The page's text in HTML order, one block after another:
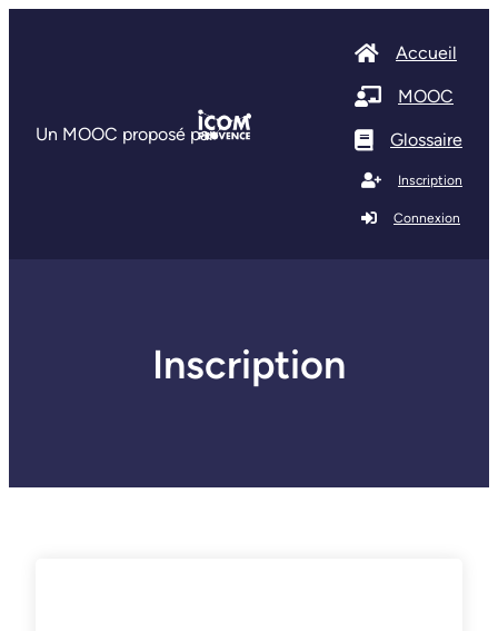
Un MOOC proposé par
Accueil
MOOC
Glossaire
Inscription
Connexion
Inscription